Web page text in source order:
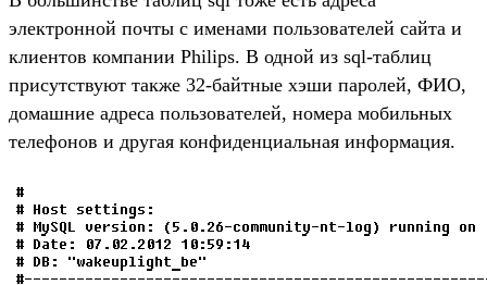
электронной почты с именами пользователей сайта и
клиентов компании Philips. В одной из sql-таблиц
присутствуют также 32-байтные хэши паролей, ФИО,
домашние адреса пользователей, номера мобильных
телефонов и другая конфиденциальная информация.